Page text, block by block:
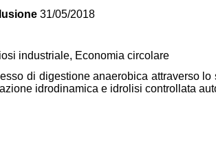
31/05/2018
industriale, Economia circolare
di digestione anaerobica attraverso
idrodinamica e idrolisi controllata